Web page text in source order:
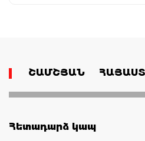
ՇԱՄՇՅԱՆ
Հետադարձ կապ